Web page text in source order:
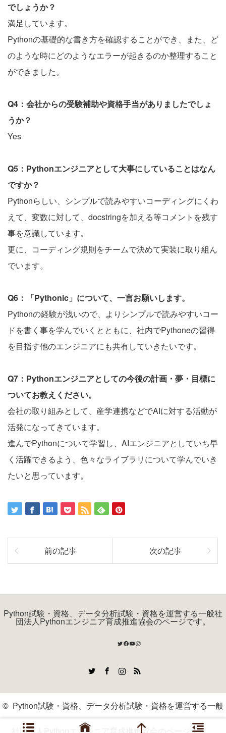
でしょうか？
満足しています。
Pythonの基礎的な書き方を確認することができ、また、ど
のような時にどのようなエラーが起きるのか整理すること
ができました。
Q4：会社からの受験補助や資格手当がありましたでしょ
うか？
Yes
Q5：Pythonエンジニアとして大事にしていることはなん
ですか？
Pythonらしい、シンプルで読みやすいコーディングにくわ
えて、変数に対して、docstringを加える等コメントを残す
事を意識しています。
更に、コーディング規則をチームで決めて実装に取り組ん
でいます。
Q6：「Pythonic」について、一言お願いします。
Pythonの経験が浅いので、よりシンプルで読みやすいコー
ドを書く事を学んでいくとともに、社内でPythoneの習得
を目指す他のエンジニアにも共有していきたいです。
Q7：Pythonエンジニアとしての今後の計画・夢・目標に
ついてお教えください。
会社の取り組みとして、産学連携などでAIに対する活動が
活発になってきています。
進んでPythonについて学習し、AIエンジニアとしていち早
く活躍できるよう、色々なライブラリについて学んでいき
たいと思っています。
前の記事 次の記事
Python試験・資格、データ分析試験・資格を運営する一般社
団法人Pythonエンジニア育成推進協会のページです。
Twitter
Facebook
YouTube
Instagram
RSS
© Python試験・資格、データ分析試験・資格を運営する一般
社団法人Pythonエンジニア育成推進協会のページです。